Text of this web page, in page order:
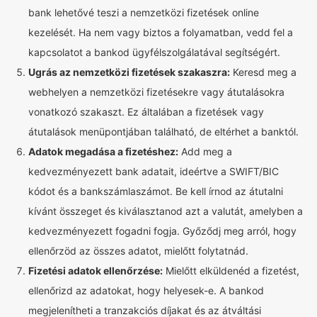
bank lehetővé teszi a nemzetközi fizetések online
kezelését. Ha nem vagy biztos a folyamatban, vedd fel a
kapcsolatot a bankod ügyfélszolgálatával segítségért.
Ugrás az nemzetközi fizetések szakaszra: Keresd meg a
webhelyen a nemzetközi fizetésekre vagy átutalásokra
vonatkozó szakaszt. Ez általában a fizetések vagy
átutalások menüpontjában található, de eltérhet a banktól.
Adatok megadása a fizetéshez: Add meg a
kedvezményezett bank adatait, ideértve a SWIFT/BIC
kódot és a bankszámlaszámot. Be kell írnod az átutalni
kívánt összeget és kiválasztanod azt a valutát, amelyben a
kedvezményezett fogadni fogja. Győződj meg arról, hogy
ellenőrzöd az összes adatot, mielőtt folytatnád.
Fizetési adatok ellenőrzése: Mielőtt elküldenéd a fizetést,
ellenőrizd az adatokat, hogy helyesek-e. A bankod
megjelenítheti a tranzakciós díjakat és az átváltási